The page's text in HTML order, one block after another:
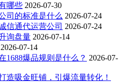
哪些 2026-07-30
司的标准是什么 2026-07-24
信通代运营公司 2026-07-24
询盘量 2026-07-14
2026-07-14
1688爆品规则是什么？ 2026-07-
造吸金旺铺，引爆流量转化！